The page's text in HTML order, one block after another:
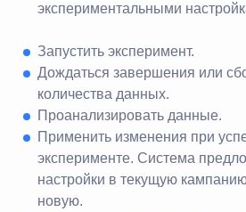
экспериментальными
Запустить эксперимент.
Дождаться завершения или
количества данных.
Проанализировать данные.
Применить изменения при
эксперименте. Система
настройки в текущую
новую.